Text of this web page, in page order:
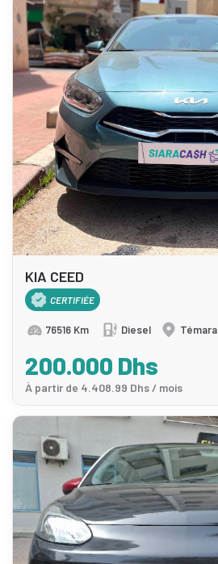
KIA CEED
CERTIFIÉE
76516 Km Diesel Témara
200.000 Dhs
À partir de 4.408.99 Dhs / mois